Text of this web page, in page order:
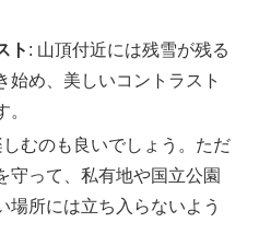
ト : 山頂付近には残雪が残る
始め、美しいコントラスト
むのも良いでしょう。ただ
守って、私有地や国立公園
場所には立ち入らないよう